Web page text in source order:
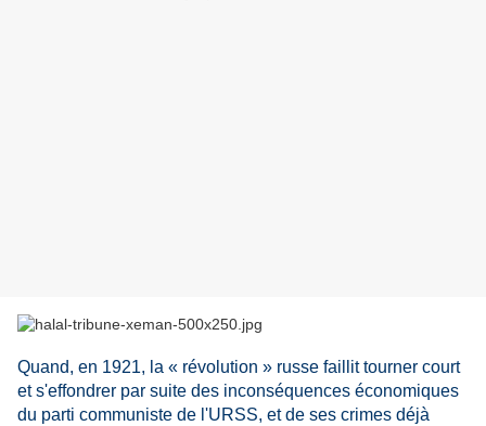
Quand, en 1921, la « révolution » russe faillit tourner court
et s'effondrer par suite des inconséquences économiques
du parti communiste de l'URSS, et de ses crimes déjà